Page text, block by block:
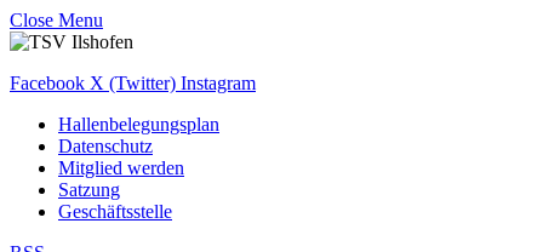
Close Menu
Facebook X (Twitter) Instagram
Hallenbelegungsplan
Datenschutz
Mitglied werden
Satzung
Geschäftsstelle